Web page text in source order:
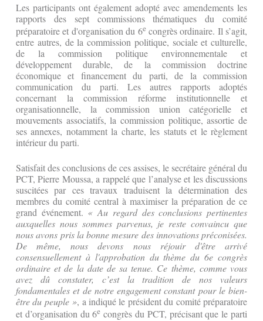
Les participants ont également adopté avec amendements les
rapports des sept commissions thématiques du comité
préparatoire et d'organisation du 6econgrès ordinaire. Il s’agit,
entre autres, de la commission politique, sociale et culturelle,
de la commission politique environnementale et
développement durable, de la commission doctrine
économique et financement du parti, de la commission
communication du parti. Les autres rapports adoptés
concernant la commission réforme institutionnelle et
organisationnelle, la commission union catégorielle et
mouvements associatifs, la commission politique, assortie de
ses annexes, notamment la charte, les statuts et le règlement
intérieur du parti.
Satisfait des conclusions de ces assises, le secrétaire général du
PCT, Pierre Moussa, a rappelé que l’analyse et les discussions
suscitées par ces travaux traduisent la détermination des
membres du comité central à maximiser la préparation de ce
grand événement. « Au regard des conclusions pertinentes
auxquelles nous sommes parvenus, je reste convaincu que
nous avons pris la bonne mesure des innovations préconisées.
De même, nous devons nous réjouir d'être arrivé
consensuellement à l'approbation du thème du 6e congrès
ordinaire et de la date de sa tenue. Ce thème, comme vous
avez dû constater, c’est la tradition de nos valeurs
fondamentales et de notre engagement constant pour le bien-
être du peuple », a indiqué le président du comité préparatoire
et d’organisation du 6e congrès du PCT, précisant que le parti